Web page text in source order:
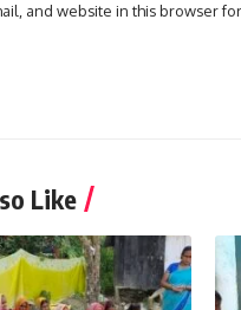
and website in this browser
Like